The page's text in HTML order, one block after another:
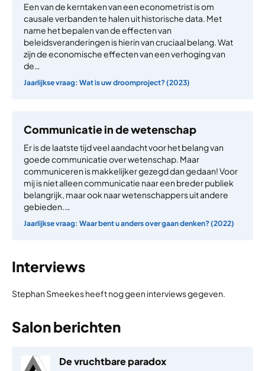
Een van de kerntaken van een econometrist is om
causale verbanden te halen uit historische data. Met
name het bepalen van de effecten van
beleidsveranderingen is hierin van cruciaal belang. Wat
zijn de economische effecten van een verhoging van
de…
Jaarlijkse vraag: Wat is uw droomproject? (2023)
Communicatie in de wetenschap
Er is de laatste tijd veel aandacht voor het belang van
goede communicatie over wetenschap. Maar
communiceren is makkelijker gezegd dan gedaan! Voor
mij is niet alleen communicatie naar een breder publiek
belangrijk, maar ook naar wetenschappers uit andere
gebieden.…
Jaarlijkse vraag: Waar bent u anders over gaan denken? (2022)
Interviews
Stephan Smeekes heeft nog geen interviews gegeven.
Salon berichten
De vruchtbare paradox